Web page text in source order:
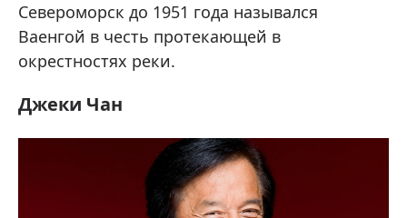
Североморск до 1951 года назывался
Ваенгой в честь протекающей в
окрестностях реки.
Джеки Чан